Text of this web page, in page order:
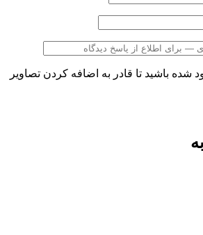
شده باشید تا قادر به اضافه کردن تصاویر